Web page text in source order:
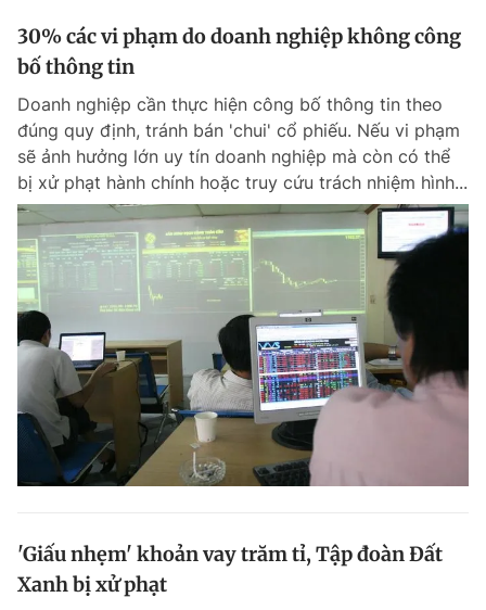
30% các vi phạm do doanh nghiệp không công
bố thông tin
Doanh nghiệp cần thực hiện công bố thông tin theo
đúng quy định, tránh bán 'chui' cổ phiếu. Nếu vi phạm
sẽ ảnh hưởng lớn uy tín doanh nghiệp mà còn có thể
bị xử phạt hành chính hoặc truy cứu trách nhiệm hình...
'Giấu nhẹm' khoản vay trăm tỉ, Tập đoàn Đất
Xanh bị xử phạt